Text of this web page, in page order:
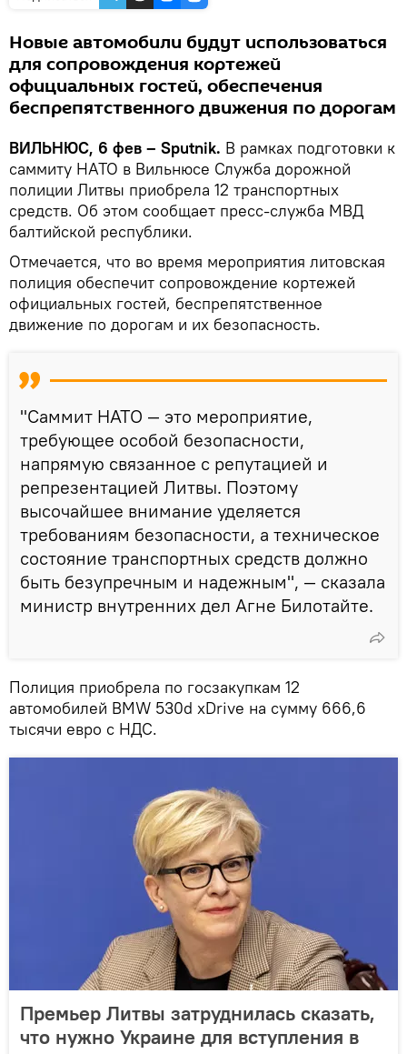
Новые автомобили будут использоваться
для сопровождения кортежей
официальных гостей, обеспечения
беспрепятственного движения по дорогам
ВИЛЬНЮС, 6 фев – Sputnik. В рамках подготовки к
саммиту НАТО в Вильнюсе Служба дорожной
полиции Литвы приобрела 12 транспортных
средств. Об этом сообщает пресс-служба МВД
балтийской республики.
Отмечается, что во время мероприятия литовская
полиция обеспечит сопровождение кортежей
официальных гостей, беспрепятственное
движение по дорогам и их безопасность.
"Саммит НАТО — это мероприятие,
требующее особой безопасности,
напрямую связанное с репутацией и
репрезентацией Литвы. Поэтому
высочайшее внимание уделяется
требованиям безопасности, а техническое
состояние транспортных средств должно
быть безупречным и надежным", — сказала
министр внутренних дел Агне Билотайте.
Полиция приобрела по госзакупкам 12
автомобилей BMW 530d xDrive на сумму 666,6
тысячи евро с НДС.
Премьер Литвы затруднилась сказать,
что нужно Украине для вступления в